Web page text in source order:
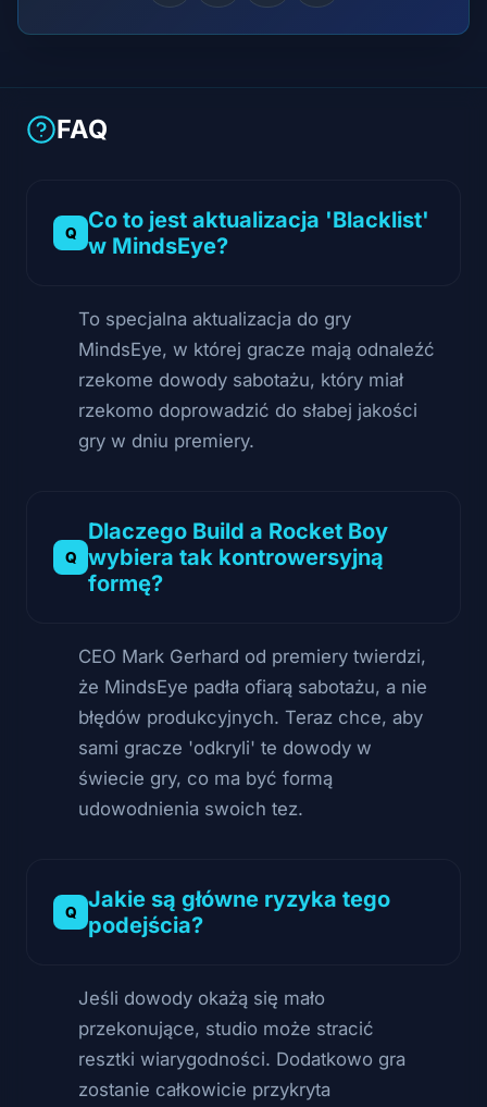
FAQ
Co to jest aktualizacja 'Blacklist'
w MindsEye?
To specjalna aktualizacja do gry
MindsEye, w której gracze mają odnaleźć
rzekome dowody sabotażu, który miał
rzekomo doprowadzić do słabej jakości
gry w dniu premiery.
Dlaczego Build a Rocket Boy
wybiera tak kontrowersyjną
formę?
CEO Mark Gerhard od premiery twierdzi,
że MindsEye padła ofiarą sabotażu, a nie
błędów produkcyjnych. Teraz chce, aby
sami gracze 'odkryli' te dowody w
świecie gry, co ma być formą
udowodnienia swoich tez.
Jakie są główne ryzyka tego
podejścia?
Jeśli dowody okażą się mało
przekonujące, studio może stracić
resztki wiarygodności. Dodatkowo gra
zostanie całkowicie przykryta